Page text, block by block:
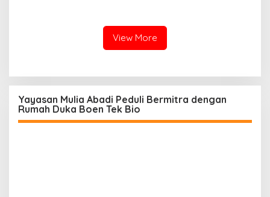
View More
Yayasan Mulia Abadi Peduli Bermitra dengan
Rumah Duka Boen Tek Bio